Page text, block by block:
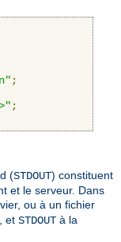
;
;
(STDOUT) constituent
et le serveur. Dans
ou à un fichier
et STDOUT à la